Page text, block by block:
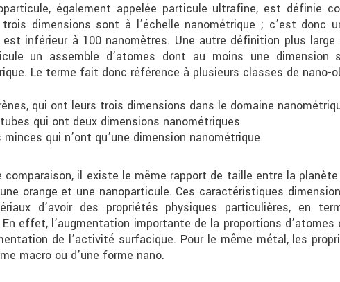
également appelée particule ultrafine, est définie
dimensions sont à l’échelle nanométrique ; c’est donc
est inférieur à 100 nanomètres. Une autre définition plus
un assemble d’atomes dont au moins une dimension
Le terme fait donc référence à plusieurs classes de nano-
qui ont leurs trois dimensions dans le domaine
qui ont deux dimensions nanométriques
qui n’ont qu’une dimension nanométrique
comparaison, il existe le même rapport de taille entre la
une orange et une nanoparticule. Ces caractéristiques
d’avoir des propriétés physiques particulières, en
En effet, l’augmentation importante de la proportions d’atomes
de l’activité surfacique. Pour le même métal, les
macro ou d’une forme nano.